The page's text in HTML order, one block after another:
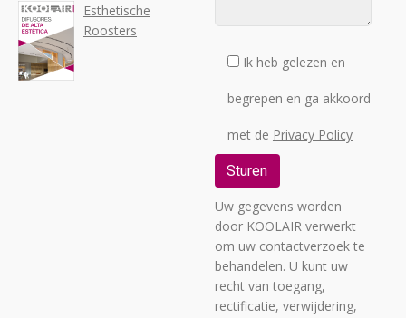
Esthetische
Roosters
Ik heb gelezen en
begrepen en ga akkoord
met de Privacy Policy
Uw gegevens worden
door KOOLAIR verwerkt
om uw contactverzoek te
behandelen. U kunt uw
recht van toegang,
rectificatie, verwijdering,